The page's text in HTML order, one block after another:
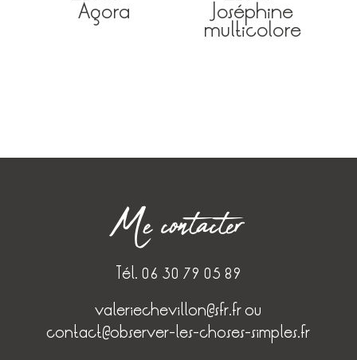
Agora Joséphine
multicolore
Me contacter
Tél. 06 30 79 05 89
valeriechevillon@sfr.frou
contact@observer-les-choses-simples.fr